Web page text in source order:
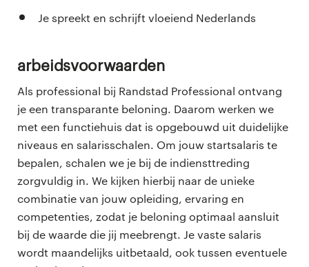
Je spreekt en schrijft vloeiend Nederlands
Arbeidsvoorwaarden
Als professional bij Randstad Professional ontvang
je een transparante beloning. Daarom werken we
met een functiehuis dat is opgebouwd uit duidelijke
niveaus en salarisschalen. Om jouw startsalaris te
bepalen, schalen we je bij de indiensttreding
zorgvuldig in. We kijken hierbij naar de unieke
combinatie van jouw opleiding, ervaring en
competenties, zodat je beloning optimaal aansluit
bij de waarde die jij meebrengt. Je vaste salaris
wordt maandelijks uitbetaald, ook tussen eventuele